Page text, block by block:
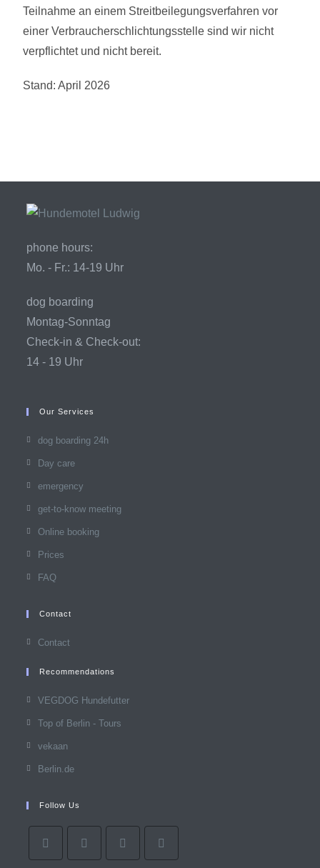
Teilnahme an einem Streitbeilegungsverfahren vor
einer Verbraucherschlichtungsstelle sind wir nicht
verpflichtet und nicht bereit.
Stand: April 2026
phone hours:
Mo. - Fr.: 14-19 Uhr
dog boarding
Montag-Sonntag
Check-in & Check-out:
14 - 19 Uhr
Our Services
dog boarding 24h
Day care
emergency
get-to-know meeting
Online booking
Prices
FAQ
Contact
Contact
Recommendations
VEGDOG Hundefutter
Top of Berlin - Tours
vekaan
Berlin.de
Follow Us